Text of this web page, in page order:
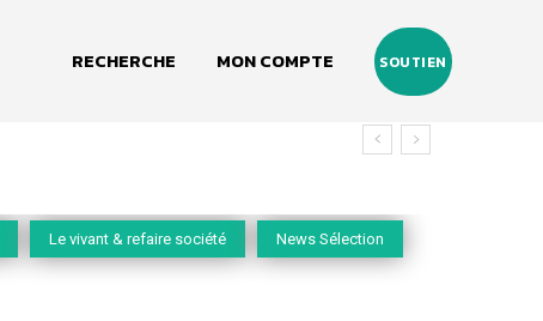
RECHERCHE MON COMPTE SOUTIEN
Le vivant & refaire société News Sélection